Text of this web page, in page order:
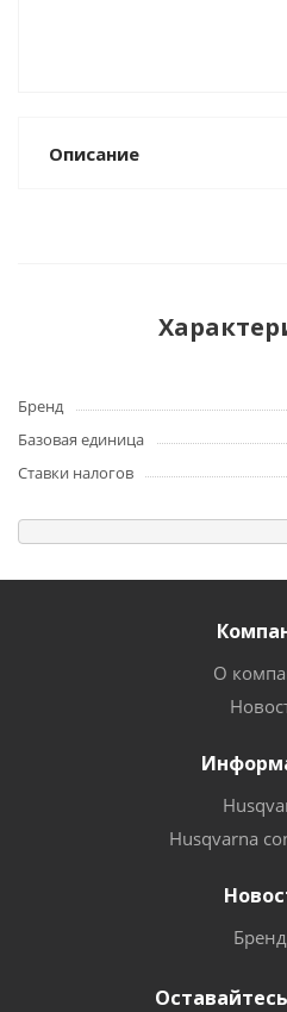
Описание
Бренд
Базовая единица
Ставки налогов
О
Husqvarna